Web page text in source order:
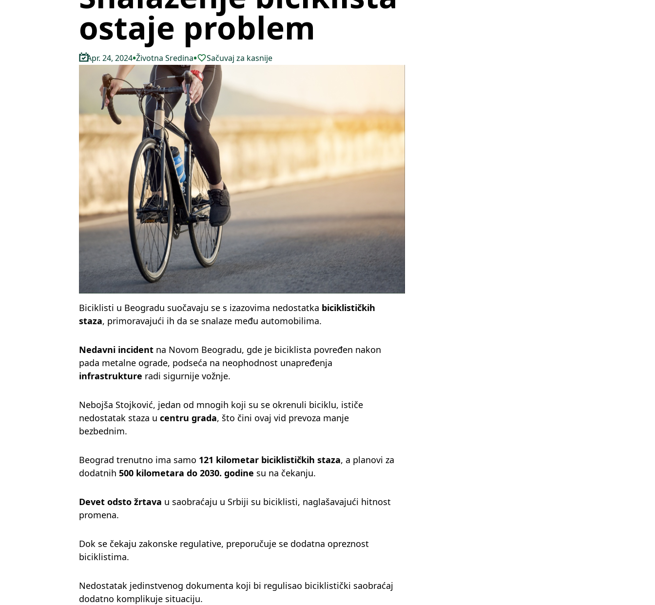
ostaje problem
Apr. 24, 2024•Životna Sredina• Sačuvaj za kasnije
Biciklisti u Beogradu suočavaju se s izazovima nedostatka biciklističkih
staza, primoravajući ih da se snalaze među automobilima.
Nedavni incident na Novom Beogradu, gde je biciklista povređen nakon
pada metalne ograde, podseća na neophodnost unapređenja
infrastrukture radi sigurnije vožnje.
Nebojša Stojković, jedan od mnogih koji su se okrenuli biciklu, ističe
nedostatak staza u centru grada, što čini ovaj vid prevoza manje
bezbednim.
Beograd trenutno ima samo 121 kilometar biciklističkih staza, a planovi za
dodatnih 500 kilometara do 2030. godine su na čekanju.
Devet odsto žrtava u saobraćaju u Srbiji su biciklisti, naglašavajući hitnost
promena.
Dok se čekaju zakonske regulative, preporučuje se dodatna opreznost
biciklistima.
Nedostatak jedinstvenog dokumenta koji bi regulisao biciklistički saobraćaj
dodatno komplikuje situaciju.